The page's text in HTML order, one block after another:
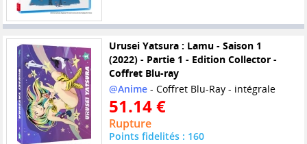
Urusei Yatsura : Lamu - Saison 1
(2022) - Partie 1 - Edition Collector -
Coffret Blu-ray
@Anime- Coffret Blu-Ray - intégrale
51.14 €
Rupture
Points fidelités : 160